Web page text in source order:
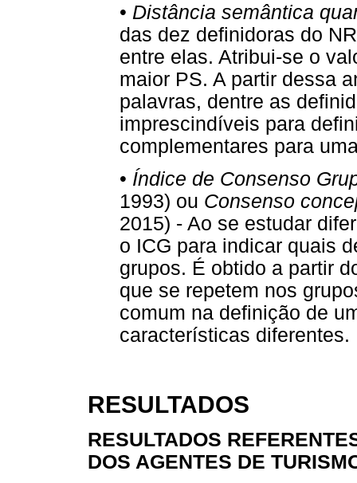
• Distância semântica
das dez definidoras do
entre elas. Atribui-se o
maior PS. A partir dessa
palavras, dentre as
imprescindíveis para
complementares para
• Índice de Consenso
1993) ou Consenso
2015) - Ao se estudar
o ICG para indicar quais
grupos. É obtido a partir
que se repetem nos
comum na definição de
características diferentes.
RESULTADOS
RESULTADOS
DOS AGENTES DE